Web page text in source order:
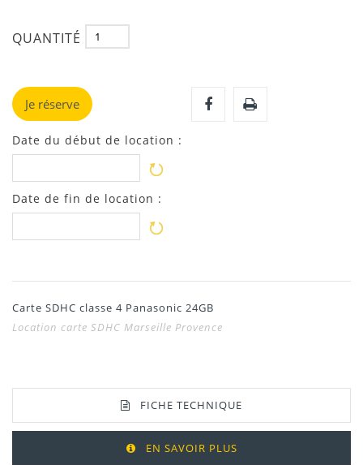
QUANTITÉ
Je réserve
Date du début de location :
Date de fin de location :
Carte SDHC classe 4 Panasonic 24GB
Location carte SDHC Marseille Provence
FICHE TECHNIQUE
EN SAVOIR PLUS